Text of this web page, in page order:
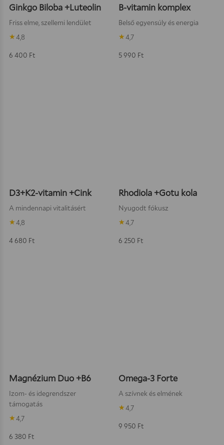
Ginkgo Biloba +Luteolin
Friss elme, szellemi lendület
4,8
6 400 Ft
B-vitamin komplex
Belső egyensúly és energia
4,7
5 990 Ft
D3+K2-vitamin +Cink
A mindennapi vitalitásért
4,8
4 680 Ft
Rhodiola +Gotu kola
Nyugodt fókusz
4,7
6 250 Ft
Magnézium Duo +B6
Izom- és idegrendszer
támogatás
4,7
6 380 Ft
Omega-3 Forte
A szívnek és elmének
4,7
9 950 Ft